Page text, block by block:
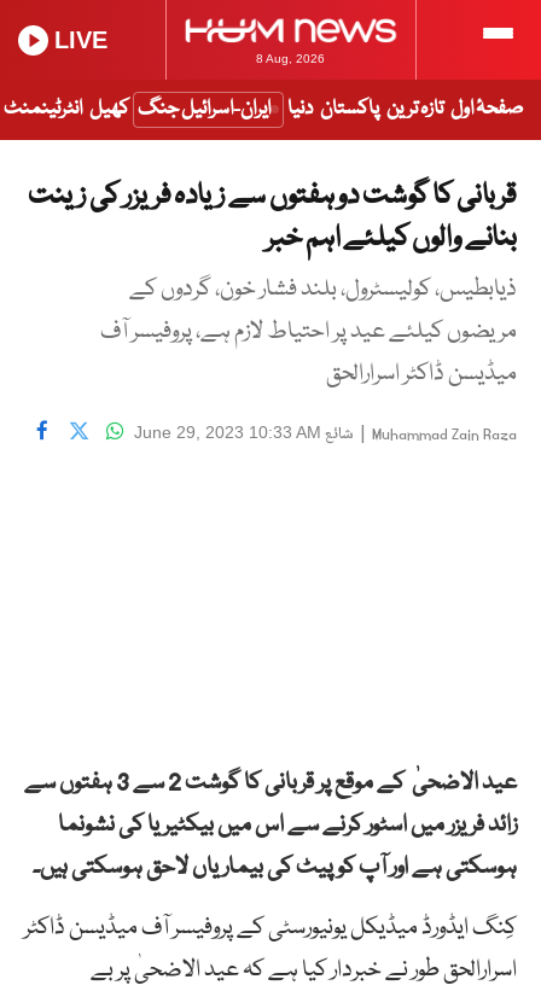
8 Aug, 2026
LIVE
صفحۂ اول تازہ ترین پاکستان دنیا ایران-اسرائیل جنگ کھیل انٹرٹینمنٹ
قربانی کا گوشت دو ہفتوں سے زیادہ فریزر کی زینت
بنانے والوں کیلئے اہم خبر
ذیابطیس، کولیسٹرول، بلند فشار خون، گردوں کے
مریضوں کیلئے عید پر احتیاط لازم ہے، پروفیسر آف
میڈیسن ڈاکٹر اسرارالحق
Muhammad Zain Raza
| شائع June 29, 2023 10:33 AM
عید الاضحیٰ کے موقع پر قربانی کا گوشت 2 سے 3 ہفتوں سے
زائد فریزر میں اسٹور کرنے سے اس میں بیکٹیریا کی نشونما
ہوسکتی ہے اور آپ کو پیٹ کی بیماریاں لاحق ہوسکتی ہیں۔
کِنگ ایڈورڈ میڈیکل یونیورسٹی کے پروفیسر آف میڈیسن ڈاکٹر
اسرارالحق طور نے خبردار کیا ہے کہ عید الاضحیٰ پر بے